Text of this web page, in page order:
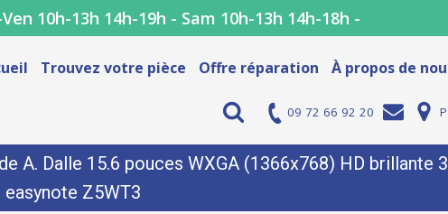
10h-13h 14h-19h - Sam 10h-13h 14h-18h -
Trouvez votre pièce Offre réparation À propos de
09 72 66 92 20
A. Dalle 15.6 pouces WXGA (1366x768) HD brillante
easynote Z5WT3